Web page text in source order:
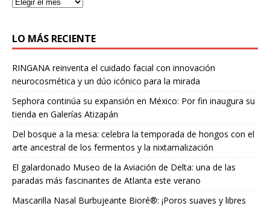
LO MÁS RECIENTE
RINGANA reinventa el cuidado facial con innovación
neurocosmética y un dúo icónico para la mirada
Sephora continúa su expansión en México: Por fin inaugura su
tienda en Galerías Atizapán
Del bosque a la mesa: celebra la temporada de hongos con el
arte ancestral de los fermentos y la nixtamalización
El galardonado Museo de la Aviación de Delta: una de las
paradas más fascinantes de Atlanta este verano
Mascarilla Nasal Burbujeante Bioré®: ¡Poros suaves y libres